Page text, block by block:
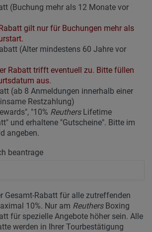
(Buchung mehr als 12 Monate vor
gilt nur für Buchungen mehr als
(Alter mindestens 60 Jahre vor
Rabatt trifft eventuell zu. Bitte füllen
aus.
(ab 8 Anmeldungen innerhalb einer
Restzahlung)
"10% ReuthersLifetime
und erhaltene "Gutscheine". Bitte im
angeben.
beantrage
Gesamt-Rabatt für alle zutreffenden
10%. Nur am ReuthersBoxing
für spezielle Angebote höher sein. Alle
werden in Ihrer Tourbestätigung